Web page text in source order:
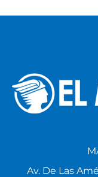
Av. De Las